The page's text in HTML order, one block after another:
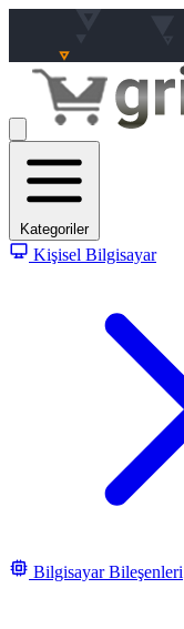
Kategoriler
Kişisel Bilgisayar
Bilgisayar Bileşenleri